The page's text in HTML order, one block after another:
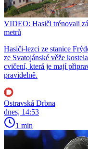
VIDEO: Hasiči trénovali
metrů
Hasiči-lezci ze stanice
ze Svatojánské věže
cvičení, která je mají
pravidelně.
Ostravská Drbna
dnes, 14:53
1 min